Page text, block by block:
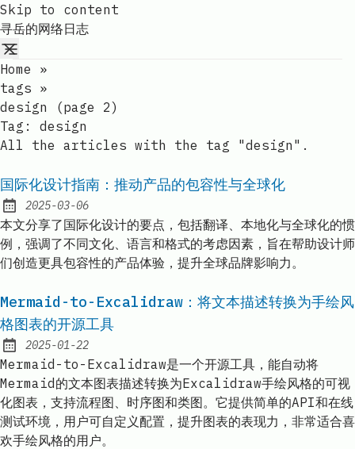
Skip to content
寻岳的网络日志
Home
»
tags »
design (page 2)
Tag: design
All the articles with the tag "design".
国际化设计指南：推动产品的包容性与全球化
Published:
2025-03-06
本文分享了国际化设计的要点，包括翻译、本地化与全球化的惯
例，强调了不同文化、语言和格式的考虑因素，旨在帮助设计师
们创造更具包容性的产品体验，提升全球品牌影响力。
Mermaid-to-Excalidraw：将文本描述转换为手绘风
格图表的开源工具
Published:
2025-01-22
Mermaid-to-Excalidraw是一个开源工具，能自动将
Mermaid的文本图表描述转换为Excalidraw手绘风格的可视
化图表，支持流程图、时序图和类图。它提供简单的API和在线
测试环境，用户可自定义配置，提升图表的表现力，非常适合喜
欢手绘风格的用户。